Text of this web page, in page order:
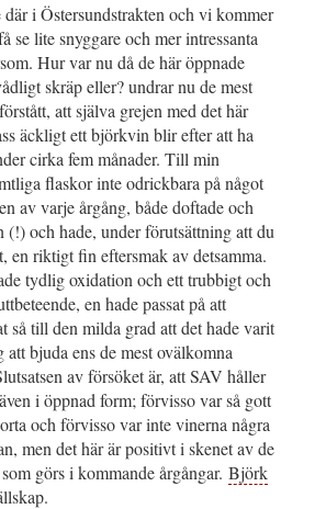
i Östersundstrakten och vi kommer
se lite snyggare och mer intressanta
Hur var nu då de här öppnade
skräp eller? undrar nu de mest
att själva grejen med det här
äckligt ett björkvin blir efter att ha
cirka fem månader. Till min
flaskor inte odrickbara på något
av varje årgång, både doftade och
(!) och hade, under förutsättning att du
en riktigt fin eftersmak av detsamma.
tydlig oxidation och ett trubbigt och
en hade passat på att
så till den milda grad att det hade varit
att bjuda ens de mest ovälkomna
av försöket är, att SAV håller
i öppnad form; förvisso var så gott
och förvisso var inte vinerna några
men det här är positivt i skenet av de
görs i kommande årgångar. Björk